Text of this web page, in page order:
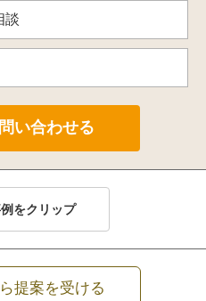
談
をクリップ
提案を受ける